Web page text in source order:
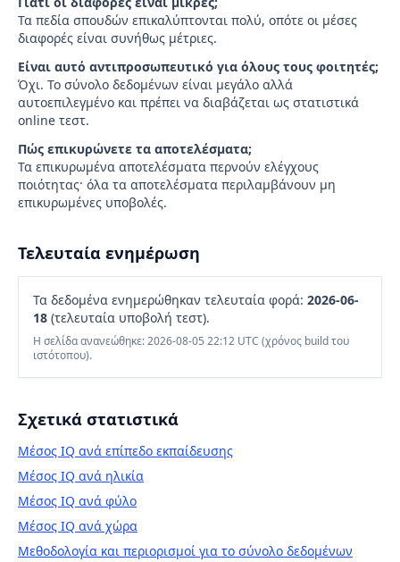
Τα πεδία σπουδών επικαλύπτονται πολύ, οπότε οι μέσες
διαφορές είναι συνήθως μέτριες.
Είναι αυτό αντιπροσωπευτικό για όλους τους φοιτητές;
Όχι. Το σύνολο δεδομένων είναι μεγάλο αλλά
αυτοεπιλεγμένο και πρέπει να διαβάζεται ως στατιστικά
online τεστ.
Πώς επικυρώνετε τα αποτελέσματα;
Τα επικυρωμένα αποτελέσματα περνούν ελέγχους
ποιότητας· όλα τα αποτελέσματα περιλαμβάνουν μη
επικυρωμένες υποβολές.
Τελευταία ενημέρωση
Τα δεδομένα ενημερώθηκαν τελευταία φορά: 2026-06-
18 (τελευταία υποβολή τεστ).
Η σελίδα ανανεώθηκε: 2026-08-05 22:12 UTC (χρόνος build του
ιστότοπου).
Σχετικά στατιστικά
Μέσος IQ ανά επίπεδο εκπαίδευσης
Μέσος IQ ανά ηλικία
Μέσος IQ ανά φύλο
Μέσος IQ ανά χώρα
Μεθοδολογία και περιορισμοί για το σύνολο δεδομένων